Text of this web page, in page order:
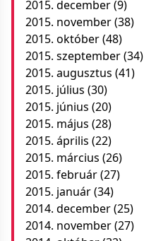
2015. december(9)
2015. november(38)
2015. október(48)
2015. szeptember(34)
2015. augusztus (41)
2015. július (30)
2015. június (20)
2015. május (28)
2015. április (22)
2015. március (26)
2015. február(27)
2015. január(34)
2014. december(25)
2014. november(27)